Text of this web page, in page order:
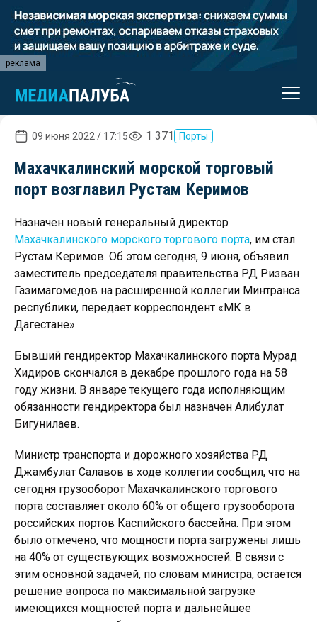
реклама
09 июня 2022 / 17:15 1 371 Порты
Махачкалинский морской торговый
порт возглавил Рустам Керимов
Назначен новый генеральный директор
Махачкалинского морского торгового порта, им стал
Рустам Керимов. Об этом сегодня, 9 июня, объявил
заместитель председателя правительства РД Ризван
Газимагомедов на расширенной коллегии Минтранса
республики, передает корреспондент «МК в
Дагестане».
Бывший гендиректор Махачкалинского порта Мурад
Хидиров скончался в декабре прошлого года на 58
году жизни. В январе текущего года исполняющим
обязанности гендиректора был назначен Алибулат
Бигунилаев.
Министр транспорта и дорожного хозяйства РД
Джамбулат Салавов в ходе коллегии сообщил, что на
сегодня грузооборот Махачкалинского торгового
порта составляет около 60% от общего грузооборота
российских портов Каспийского бассейна. При этом
было отмечено, что мощности порта загружены лишь
на 40% от существующих возможностей. В связи с
этим основной задачей, по словам министра, остается
решение вопроса по максимальной загрузке
имеющихся мощностей порта и дальнейшее